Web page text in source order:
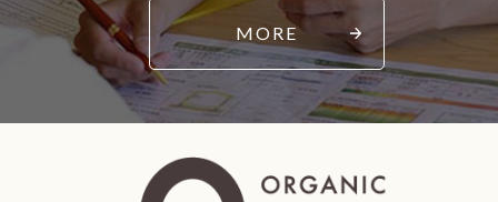
MORE